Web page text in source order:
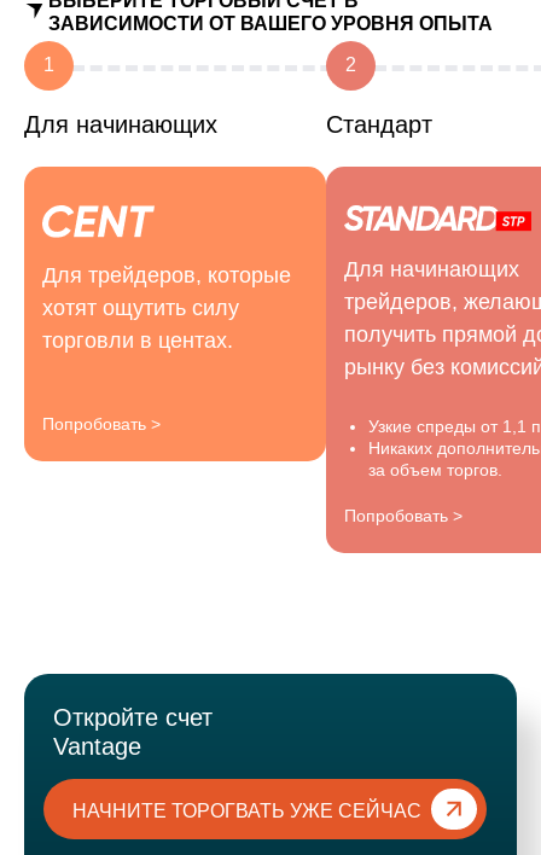
ЗАВИСИМОСТИ ОТ ВАШЕГО УРОВНЯ ОПЫТА
1
Для начинающих
Для трейдеров, которые
хотят ощутить силу
торговли в центах.
Попробовать >
2
Стандарт
Для начинающих
трейдеров,
получить прямой
рынку без
Узкие спреды от 1,1
Никаких
за объем торгов.
Попробовать >
Откройте счет
Vantage
НАЧНИТЕ ТОРОГВАТЬ УЖЕ СЕЙЧАС